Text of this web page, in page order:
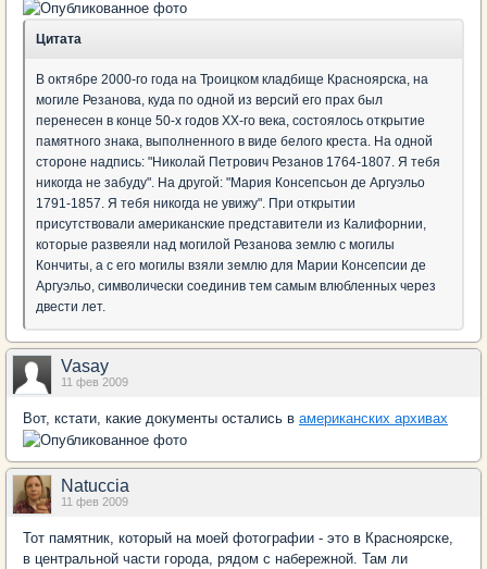
Цитата
В октябре 2000-го года на Троицком кладбище Красноярска, на
могиле Резанова, куда по одной из версий его прах был
перенесен в конце 50-х годов XX-го века, состоялось открытие
памятного знака, выполненного в виде белого креста. На одной
стороне надпись: "Николай Петрович Резанов 1764-1807. Я тебя
никогда не забуду". На другой: "Мария Консепсьон де Аргуэльо
1791-1857. Я тебя никогда не увижу". При открытии
присутствовали американские представители из Калифорнии,
которые развеяли над могилой Резанова землю с могилы
Кончиты, а с его могилы взяли землю для Марии Консепсии де
Аргуэльо, символически соединив тем самым влюбленных через
двести лет.
Vasay
11 фев 2009
Вот, кстати, какие документы остались в американских архивах
Natuccia
11 фев 2009
Тот памятник, который на моей фотографии - это в Красноярске,
в центральной части города, рядом с набережной. Там ли